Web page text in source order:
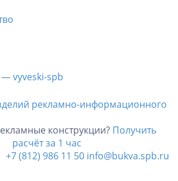
рекламно-информационного
конструкции? Получить
расчёт за 1 час
+7 (812) 986 11 50 info@bukva.spb.ru